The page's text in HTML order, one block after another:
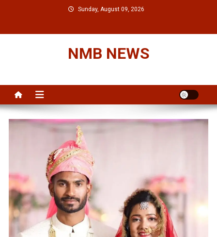
Sunday, August 09, 2026
NMB NEWS